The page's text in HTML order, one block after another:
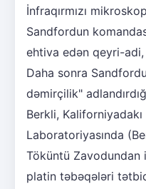
İnfraqırmızı
Sandfordun
ehtiva edən qeyri-
Daha sonra
dəmirçilik"
Berkli,
Laboratoriyasında
Töküntü
platin təbəqələri